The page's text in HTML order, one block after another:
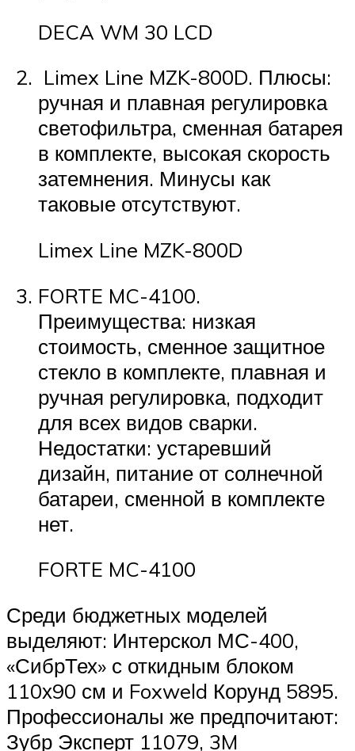
DECA WM 30 LCD
Limex Line MZK-800D. Плюсы:
ручная и плавная регулировка
светофильтра, сменная батарея
в комплекте, высокая скорость
затемнения. Минусы как
таковые отсутствуют.
Limex Line MZK-800D
FORTE MC-4100.
Преимущества: низкая
стоимость, сменное защитное
стекло в комплекте, плавная и
ручная регулировка, подходит
для всех видов сварки.
Недостатки: устаревший
дизайн, питание от солнечной
батареи, сменной в комплекте
нет.
FORTE MC-4100
Среди бюджетных моделей
выделяют: Интерскол МС-400,
«СибрТех» с откидным блоком
110х90 см и Foxweld Корунд 5895.
Профессионалы же предпочитают:
Зубр Эксперт 11079, 3M